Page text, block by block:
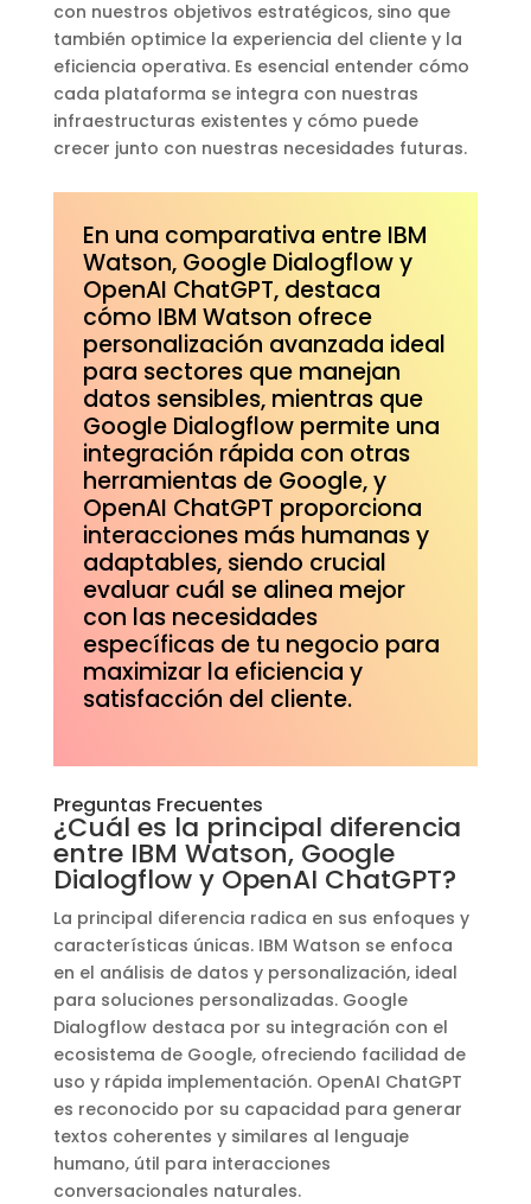
con nuestros objetivos estratégicos, sino que
también optimice la experiencia del cliente y la
eficiencia operativa. Es esencial entender cómo
cada plataforma se integra con nuestras
infraestructuras existentes y cómo puede
crecer junto con nuestras necesidades futuras.
En una comparativa entre IBM
Watson, Google Dialogflow y
OpenAI ChatGPT, destaca
cómo IBM Watson ofrece
personalización avanzada ideal
para sectores que manejan
datos sensibles, mientras que
Google Dialogflow permite una
integración rápida con otras
herramientas de Google, y
OpenAI ChatGPT proporciona
interacciones más humanas y
adaptables, siendo crucial
evaluar cuál se alinea mejor
con las necesidades
específicas de tu negocio para
maximizar la eficiencia y
satisfacción del cliente.
Preguntas Frecuentes
¿Cuál es la principal diferencia
entre IBM Watson, Google
Dialogflow y OpenAI ChatGPT?
La principal diferencia radica en sus enfoques y
características únicas. IBM Watson se enfoca
en el análisis de datos y personalización, ideal
para soluciones personalizadas. Google
Dialogflow destaca por su integración con el
ecosistema de Google, ofreciendo facilidad de
uso y rápida implementación. OpenAI ChatGPT
es reconocido por su capacidad para generar
textos coherentes y similares al lenguaje
humano, útil para interacciones
conversacionales naturales.